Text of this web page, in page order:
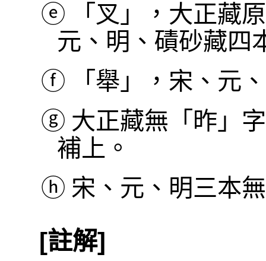
ⓔ
「叉」，大正藏
元、明、磧砂藏四
ⓕ
「舉」，宋、元
ⓖ 大正藏無「昨」
補上。
ⓗ 宋、元、明三本
[註解]